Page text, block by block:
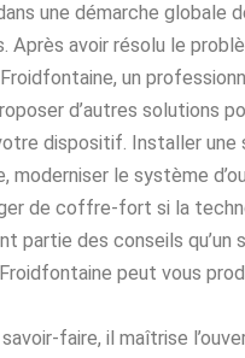
une démarche globale
Après avoir résolu le
un
d’autres solutions
dispositif. Installer une
moderniser le système
de coffre-fort si la
partie des conseils qu’un
peut vous
savoir-faire, il maîtrise